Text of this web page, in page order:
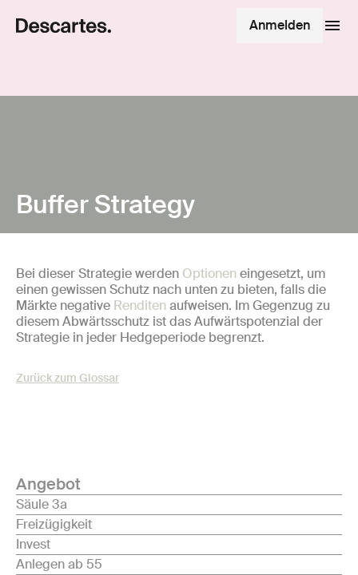
Anmelden
Buffer Strategy
Bei dieser Strategie werden Optioneneingesetzt, um
einen gewissen Schutz nach unten zu bieten, falls die
Märkte negative Renditenaufweisen. Im Gegenzug zu
diesem Abwärtsschutz ist das Aufwärtspotenzial der
Strategie in jeder Hedgeperiode begrenzt.
Zurück zum Glossar
Angebot
Säule 3a
Freizügigkeit
Invest
Anlegen ab 55